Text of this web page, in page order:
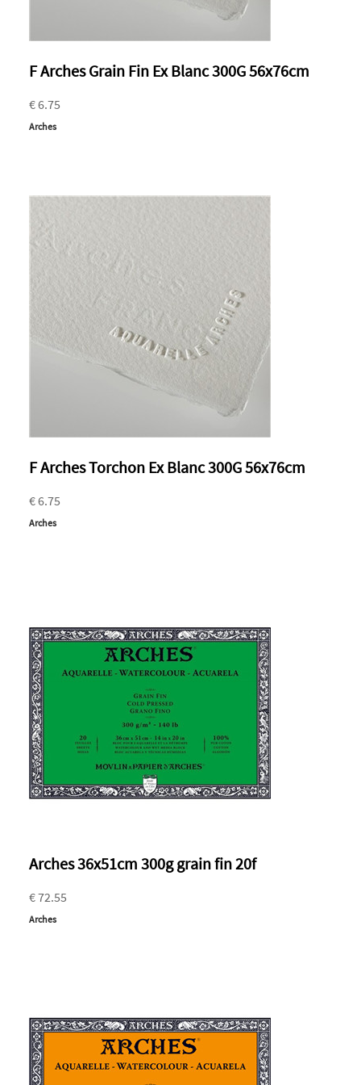
F Arches Grain Fin Ex Blanc 300G 56x76cm
€ 6.75
Arches
F Arches Torchon Ex Blanc 300G 56x76cm
€ 6.75
Arches
Arches 36x51cm 300g grain fin 20f
€ 72.55
Arches